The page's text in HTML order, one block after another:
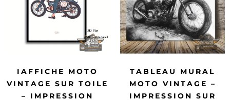
IAFFICHE MOTO
VINTAGE SUR TOILE
– IMPRESSION
TABLEAU MURAL
MOTO VINTAGE –
IMPRESSION SUR